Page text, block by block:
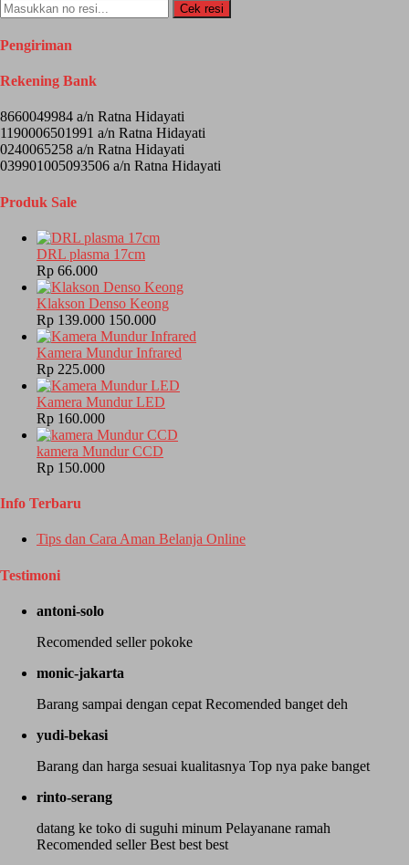
Cek resi
Pengiriman
Rekening Bank
8660049984 a/n Ratna Hidayati
1190006501991 a/n Ratna Hidayati
0240065258 a/n Ratna Hidayati
039901005093506 a/n Ratna Hidayati
Produk Sale
DRL plasma 17cm
Rp 66.000
Klakson Denso Keong
Rp 139.000 150.000
Kamera Mundur Infrared
Rp 225.000
Kamera Mundur LED
Rp 160.000
kamera Mundur CCD
Rp 150.000
Info Terbaru
Tips dan Cara Aman Belanja Online
Testimoni
antoni-solo
Recomended seller pokoke
monic-jakarta
Barang sampai dengan cepat Recomended banget deh
yudi-bekasi
Barang dan harga sesuai kualitasnya Top nya pake banget
rinto-serang
datang ke toko di suguhi minum Pelayanane ramah
Recomended seller Best best best